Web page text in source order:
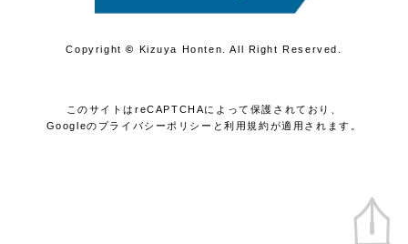
Copyright© Kizuya Honten. All Right Reserved.
このサイトはreCAPTCHAによって保護されており、
Googleの プライバシーポリシー と利用規約が適用されます。